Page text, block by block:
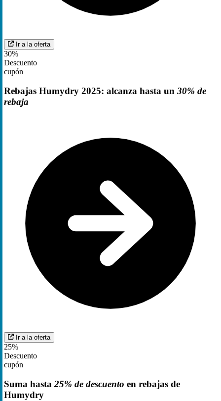
Ir a la oferta
30%
Descuento
cupón
Rebajas Humydry 2025: alcanza hasta un 30% de
rebaja
Ir a la oferta
25%
Descuento
cupón
Suma hasta 25% de descuento en rebajas de
Humydry